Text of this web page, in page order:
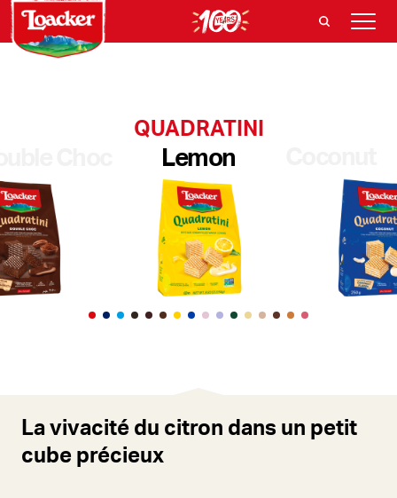
QUADRATINI
Lemon
La vivacité du citron dans un petit
cube précieux